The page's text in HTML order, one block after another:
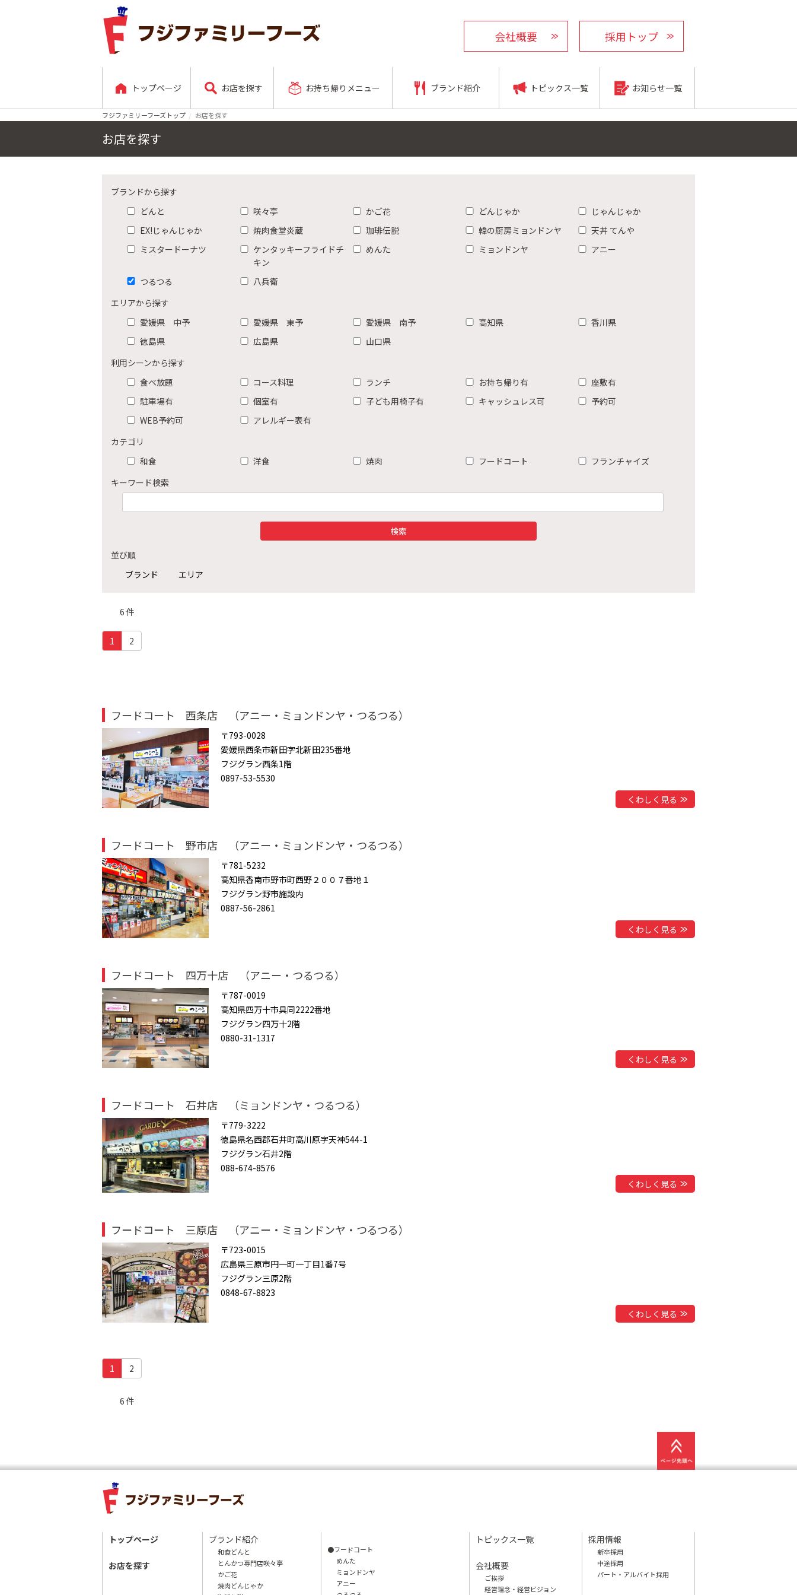
会社概要 採用トップ
トップページ お店を探す お持ち帰りメニュー ブランド紹介 トピックス一覧 お知らせ一覧
フジファミリーフーズトップ お店を探す
お店を探す
ブランドから探す
どんと
咲々亭 かご花 どんじゃか
じゃんじゃか
EX!じゃんじゃか
焼肉食堂炎蔵 珈琲伝説 韓の厨房ミョンドンヤ
天丼 てんや
ミスタードーナツ
ケンタッキーフライドチ
キン
めんた ミョンドンヤ アニー
つるつる
八兵衛
エリアから探す
愛媛県 中予
愛媛県 東予 愛媛県 南予 高知県
香川県
徳島県
広島県
山口県
利用シーンから探す
食べ放題
コース料理 ランチ お持ち帰り有
座敷有
駐車場有
個室有 子ども用椅子有 キャッシュレス可
予約可
WEB予約可
アレルギー表有
カテゴリ
和食
洋食 焼肉 フードコート
フランチャイズ
キーワード検索
並び順
ブランド
エリア
6 件
1
u
t)
2
フードコート 西条店 （アニー・ミョンドンヤ・つるつる）
〒793-0028
愛媛県西条市新田字北新田235番地
フジグラン西条1階
0897-53-5530
くわしく見る
フードコート 野市店 （アニー・ミョンドンヤ・つるつる）
〒781-5232
高知県香南市野市町西野２００７番地１
フジグラン野市施設内
0887-56-2861
くわしく見る
フードコート 四万十店 （アニー・つるつる）
〒787-0019
高知県四万十市具同2222番地
フジグラン四万十2階
0880-31-1317
くわしく見る
フードコート 石井店 （ミョンドンヤ・つるつる）
〒779-3222
徳島県名西郡石井町高川原字天神544-1
フジグラン石井2階
088-674-8576
くわしく見る
フードコート 三原店 （アニー・ミョンドンヤ・つるつる）
〒723-0015
広島県三原市円一町一丁目1番7号
フジグラン三原2階
0848-67-8823
くわしく見る
1
u
2
6 件
トップページ
お店を探す
ブランド紹介
和食どんと
とんかつ専門店咲々亭
かご花
焼肉どんじゃか
●フードコート
めんた
ミョンドンヤ
アニー
トピックス一覧
会社概要
ご挨拶
経営理念・経営ビジョン
採用情報
新卒採用
中途採用
パート・アルバイト採用